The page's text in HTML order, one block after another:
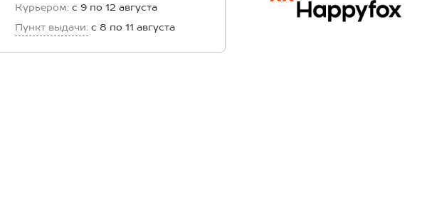
Курьером: с 9 по 12 августа
Пункт выдачи: с 8 по 11 августа